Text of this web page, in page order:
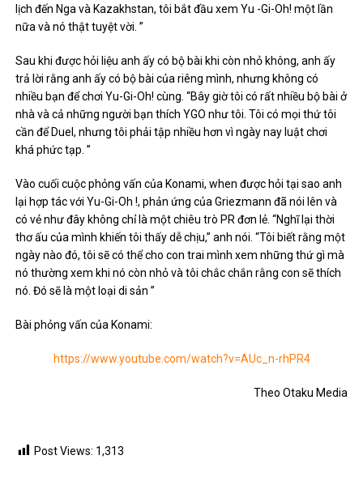
lịch đến Nga và Kazakhstan, tôi bắt đầu xem Yu -Gi-Oh! một lần
nữa và nó thật tuyệt vời. ”
Sau khi được hỏi liệu anh ấy có bộ bài khi còn nhỏ không, anh ấy
trả lời rằng anh ấy có bộ bài của riêng mình, nhưng không có
nhiều bạn để chơi Yu-Gi-Oh! cùng. “Bây giờ tôi có rất nhiều bộ bài ở
nhà và cả những người bạn thích YGO như tôi. Tôi có mọi thứ tôi
cần để Duel, nhưng tôi phải tập nhiều hơn vì ngày nay luật chơi
khá phức tạp. ”
Vào cuối cuộc phỏng vấn của Konami, when được hỏi tại sao anh
lại hợp tác với Yu-Gi-Oh !, phản ứng của Griezmann đã nói lên và
có vẻ như đây không chỉ là một chiêu trò PR đơn lẻ. “Nghĩ lại thời
thơ ấu của mình khiến tôi thấy dễ chịu,” anh nói. “Tôi biết rằng một
ngày nào đó, tôi sẽ có thể cho con trai mình xem những thứ gì mà
nó thường xem khi nó còn nhỏ và tôi chắc chắn rằng con sẽ thích
nó. Đó sẽ là một loại di sản ”
Bài phỏng vấn của Konami:
https://www.youtube.com/watch?v=AUc_n-rhPR4
Theo Otaku Media
Post Views: 1,313